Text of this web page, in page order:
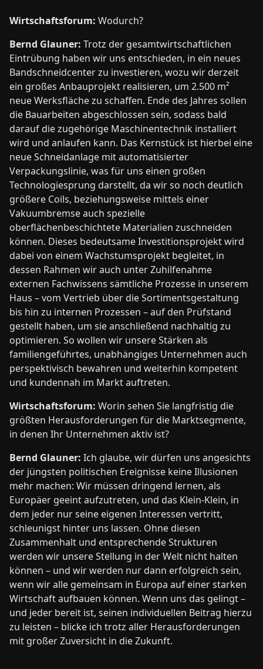
Wirtschaftsforum: Wodurch?
Bernd Glauner: Trotz der gesamtwirtschaftlichen
Eintrübung haben wir uns entschieden, in ein neues
Bandschneidcenter zu investieren, wozu wir derzeit
ein großes Anbauprojekt realisieren, um 2.500 m²
neue Werksfläche zu schaffen. Ende des Jahres sollen
die Bauarbeiten abgeschlossen sein, sodass bald
darauf die zugehörige Maschinentechnik installiert
wird und anlaufen kann. Das Kernstück ist hierbei eine
neue Schneidanlage mit automatisierter
Verpackungslinie, was für uns einen großen
Technologiesprung darstellt, da wir so noch deutlich
größere Coils, beziehungsweise mittels einer
Vakuumbremse auch spezielle
oberflächenbeschichtete Materialien zuschneiden
können. Dieses bedeutsame Investitionsprojekt wird
dabei von einem Wachstumsprojekt begleitet, in
dessen Rahmen wir auch unter Zuhilfenahme
externen Fachwissens sämtliche Prozesse in unserem
Haus – vom Vertrieb über die Sortimentsgestaltung
bis hin zu internen Prozessen – auf den Prüfstand
gestellt haben, um sie anschließend nachhaltig zu
optimieren. So wollen wir unsere Stärken als
familiengeführtes, unabhängiges Unternehmen auch
perspektivisch bewahren und weiterhin kompetent
und kundennah im Markt auftreten.
Wirtschaftsforum: Worin sehen Sie langfristig die
größten Herausforderungen für die Marktsegmente,
in denen Ihr Unternehmen aktiv ist?
Bernd Glauner: Ich glaube, wir dürfen uns angesichts
der jüngsten politischen Ereignisse keine Illusionen
mehr machen: Wir müssen dringend lernen, als
Europäer geeint aufzutreten, und das Klein-Klein, in
dem jeder nur seine eigenen Interessen vertritt,
schleunigst hinter uns lassen. Ohne diesen
Zusammenhalt und entsprechende Strukturen
werden wir unsere Stellung in der Welt nicht halten
können – und wir werden nur dann erfolgreich sein,
wenn wir alle gemeinsam in Europa auf einer starken
Wirtschaft aufbauen können. Wenn uns das gelingt –
und jeder bereit ist, seinen individuellen Beitrag hierzu
zu leisten – blicke ich trotz aller Herausforderungen
mit großer Zuversicht in die Zukunft.